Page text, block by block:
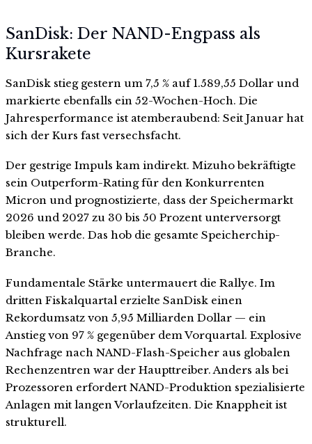
SanDisk: Der NAND-Engpass als
Kursrakete
SanDisk stieg gestern um 7,5 % auf 1.589,55 Dollar und
markierte ebenfalls ein 52-Wochen-Hoch. Die
Jahresperformance ist atemberaubend: Seit Januar hat
sich der Kurs fast versechsfacht.
Der gestrige Impuls kam indirekt. Mizuho bekräftigte
sein Outperform-Rating für den Konkurrenten
Micron und prognostizierte, dass der Speichermarkt
2026 und 2027 zu 30 bis 50 Prozent unterversorgt
bleiben werde. Das hob die gesamte Speicherchip-
Branche.
Fundamentale Stärke untermauert die Rallye. Im
dritten Fiskalquartal erzielte SanDisk einen
Rekordumsatz von 5,95 Milliarden Dollar — ein
Anstieg von 97 % gegenüber dem Vorquartal. Explosive
Nachfrage nach NAND-Flash-Speicher aus globalen
Rechenzentren war der Haupttreiber. Anders als bei
Prozessoren erfordert NAND-Produktion spezialisierte
Anlagen mit langen Vorlaufzeiten. Die Knappheit ist
strukturell.